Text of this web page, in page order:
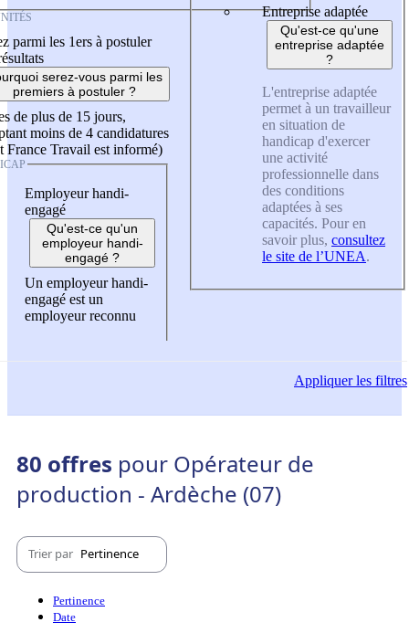
parmi les 1ers à postuler
serez-vous parmi les
premiers à postuler ?
de plus de 15 jours,
moins de 4 candidatures
France Travail est informé)
Employeur handi-
engagé
Qu'est-ce qu'un
employeur handi-
engagé ?
Un employeur handi-
engagé est un
employeur reconnu
Entreprise adaptée
Qu'est-ce qu'une
entreprise adaptée
?
L'entreprise adaptée
permet à un travailleur
en situation de
handicap d'exercer
une activité
professionnelle dans
des conditions
adaptées à ses
capacités. Pour en
savoir plus, consultez
le site de l’UNEA.
Appliquerles filtres
80 offres pour Opérateur de
production - Ardèche (07)
Trier par Pertinence
Pertinence
Date